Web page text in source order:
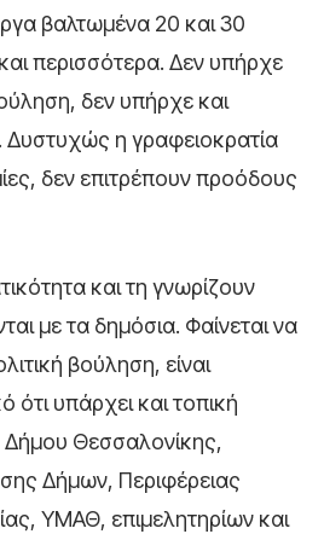
βαλτωμένα 20 και 30
περισσότερα. Δεν υπήρχε
δεν υπήρχε και
Δυστυχώς η γραφειοκρατία
δεν επιτρέπουν προόδους
και τη γνωρίζουν
με τα δημόσια. Φαίνεται να
βούληση, είναι
ότι υπάρχει και τοπική
Θεσσαλονίκης,
Δήμων, Περιφέρειας
ΥΜΑΘ, επιμελητηρίων και